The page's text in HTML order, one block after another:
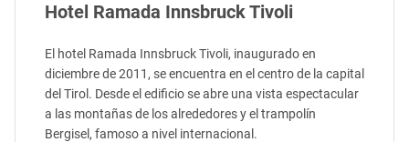
Hotel Ramada Innsbruck Tivoli
El hotel Ramada Innsbruck Tivoli, inaugurado en
diciembre de 2011, se encuentra en el centro de la capital
del Tirol. Desde el edificio se abre una vista espectacular
a las montañas de los alrededores y el trampolín
Bergisel, famoso a nivel internacional.